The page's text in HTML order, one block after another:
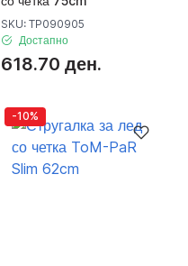
SKU: TP090905
Достапно
618.70 ден.
-10%